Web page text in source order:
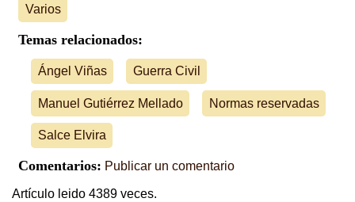
Varios
Temas relacionados:
Ángel Viñas Guerra Civil
Manuel Gutiérrez Mellado Normas reservadas
Salce Elvira
Comentarios: Publicar un comentario
Artículo leido 4389 veces.